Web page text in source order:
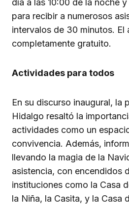
día a las 10:00 de la noche
para recibir a numerosos
intervalos de 30 minutos. El
completamente gratuito.
Actividades para todos
En su discurso inaugural, la
Hidalgo resaltó la
actividades como un
convivencia. Además,
llevando la magia de la
asistencia, con encendidos
instituciones como la Casa
la Niña, la Casita, y la Casa